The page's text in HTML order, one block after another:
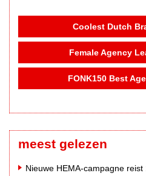
Coolest Dutch
Female Agency
FONK150 Best
meest gelezen